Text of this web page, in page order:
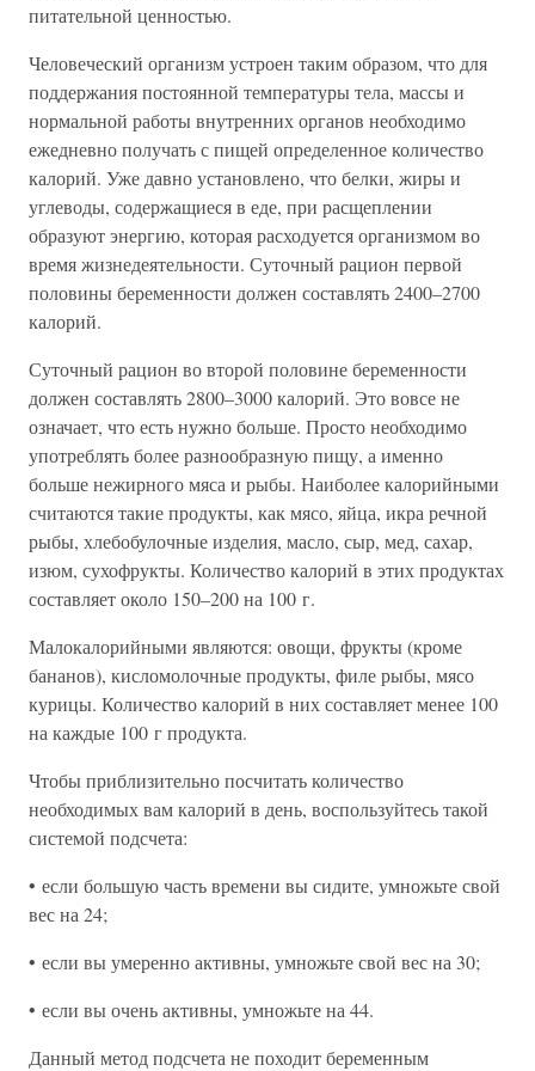
питательной ценностью.
Человеческий организм устроен таким образом, что для
поддержания постоянной температуры тела, массы и
нормальной работы внутренних органов необходимо
ежедневно получать с пищей определенное количество
калорий. Уже давно установлено, что белки, жиры и
углеводы, содержащиеся в еде, при расщеплении
образуют энергию, которая расходуется организмом во
время жизнедеятельности. Суточный рацион первой
половины беременности должен составлять 2400–2700
калорий.
Суточный рацион во второй половине беременности
должен составлять 2800–3000 калорий. Это вовсе не
означает, что есть нужно больше. Просто необходимо
употреблять более разнообразную пищу, а именно
больше нежирного мяса и рыбы. Наиболее калорийными
считаются такие продукты, как мясо, яйца, икра речной
рыбы, хлебобулочные изделия, масло, сыр, мед, сахар,
изюм, сухофрукты. Количество калорий в этих продуктах
составляет около 150–200 на 100 г.
Малокалорийными являются: овощи, фрукты (кроме
бананов), кисломолочные продукты, филе рыбы, мясо
курицы. Количество калорий в них составляет менее 100
на каждые 100 г продукта.
Чтобы приблизительно посчитать количество
необходимых вам калорий в день, воспользуйтесь такой
системой подсчета:
• если большую часть времени вы сидите, умножьте свой
вес на 24;
• если вы умеренно активны, умножьте свой вес на 30;
• если вы очень активны, умножьте на 44.
Данный метод подсчета не походит беременным